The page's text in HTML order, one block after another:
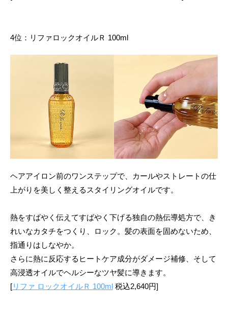
4位：リファロックオイルＲ 100ml
ヘアアイロン前のワンステップで、カールやストレートの仕
上がりを美しく整えるスタイリングオイルです。
熱をすばやく伝えてすばやく下げる独自の熱伝導処方で、き
れいなカタチをつくり、ロック。髪の表面を固めないため、
指通りはしなやか。
さらに熱に反応するヒートケア成分がダメージ補修、そして
高浸透オイルでヘルシーなツヤ髪に導きます。
[リファ ロックオイルＲ 100ml 税込2,640円]